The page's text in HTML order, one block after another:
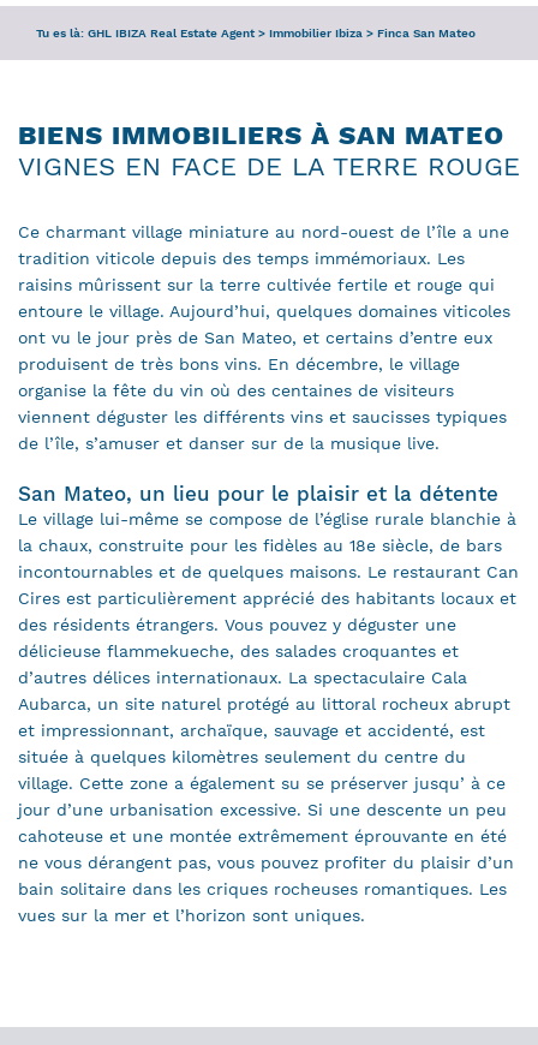
Tu es là: GHL IBIZA Real Estate Agent > Immobilier Ibiza > Finca San Mateo
BIENS IMMOBILIERS À SAN MATEO
VIGNES EN FACE DE LA TERRE ROUGE
Ce charmant village miniature au nord-ouest de l’île a une
tradition viticole depuis des temps immémoriaux. Les
raisins mûrissent sur la terre cultivée fertile et rouge qui
entoure le village. Aujourd’hui, quelques domaines viticoles
ont vu le jour près de San Mateo, et certains d’entre eux
produisent de très bons vins. En décembre, le village
organise la fête du vin où des centaines de visiteurs
viennent déguster les différents vins et saucisses typiques
de l’île, s’amuser et danser sur de la musique live.
San Mateo, un lieu pour le plaisir et la détente
Le village lui-même se compose de l’église rurale blanchie à
la chaux, construite pour les fidèles au 18e siècle, de bars
incontournables et de quelques maisons. Le restaurant Can
Cires est particulièrement apprécié des habitants locaux et
des résidents étrangers. Vous pouvez y déguster une
délicieuse flammekueche, des salades croquantes et
d’autres délices internationaux. La spectaculaire Cala
Aubarca, un site naturel protégé au littoral rocheux abrupt
et impressionnant, archaïque, sauvage et accidenté, est
située à quelques kilomètres seulement du centre du
village. Cette zone a également su se préserver jusqu’ à ce
jour d’une urbanisation excessive. Si une descente un peu
cahoteuse et une montée extrêmement éprouvante en été
ne vous dérangent pas, vous pouvez profiter du plaisir d’un
bain solitaire dans les criques rocheuses romantiques. Les
vues sur la mer et l’horizon sont uniques.